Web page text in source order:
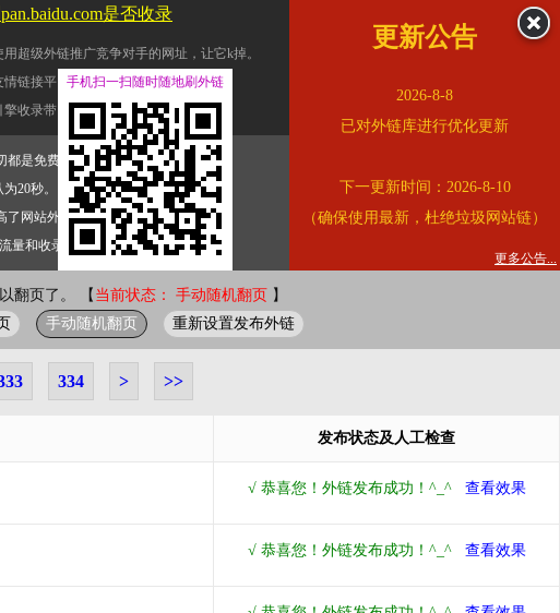
超级外链推广竞争对手的网址，让它k掉。
链接平台交换友情链接。
擎收录带网址的查询页面。
是免费的。
20秒。）
了网站外链的质量。
量和收录。 错误外链纠正
翻页了。 【当前状态： 手动随机翻页 】
手动随机翻页 重新设置发布外链
334 > >>
发布状态及人工检查
是否收录
更新公告
2026-8-8
已对外链库进行优化更新
下一更新时间：2026-8-10
（确保使用最新，杜绝垃圾网站链）
更多公告...
手机扫一扫随时随地刷外链